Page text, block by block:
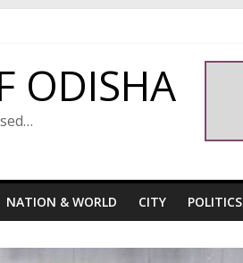
ODISHA
NATION & WORLD CITY POLITICS